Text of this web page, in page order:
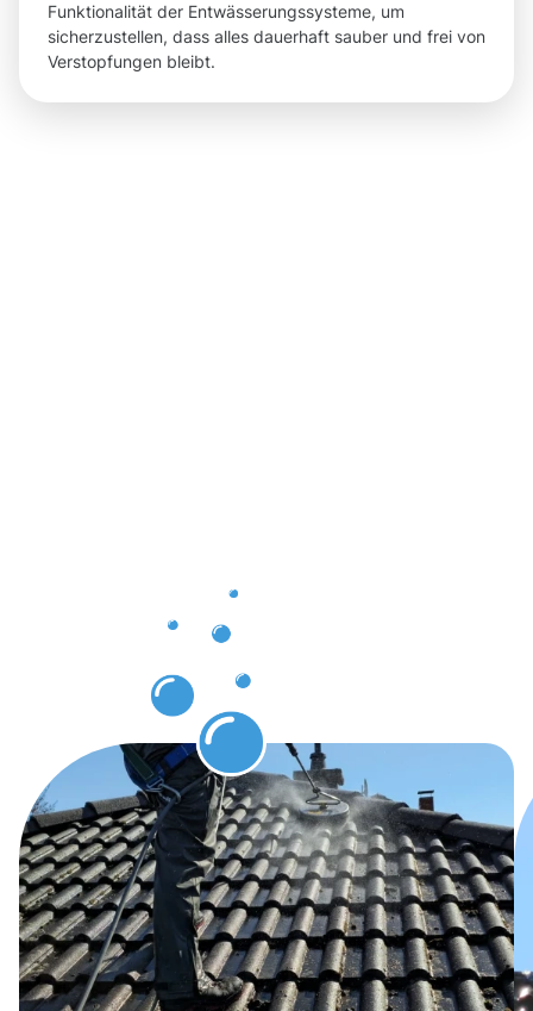
Funktionalität der Entwässerungssysteme, um
sicherzustellen, dass alles dauerhaft sauber und frei von
Verstopfungen bleibt.